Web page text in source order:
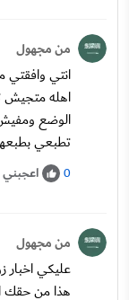
من مجهول
انتي
اهله
الوضع
تطبعي
0 اعجبني
من مجهول
عليكي
هذا من حقك